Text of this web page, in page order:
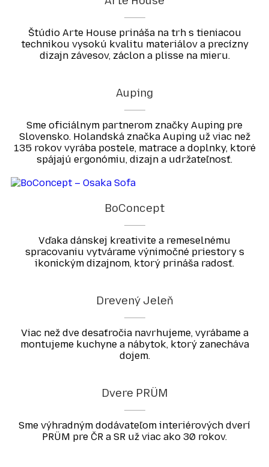
Štúdio Arte House prináša na trh s tieniacou
technikou vysokú kvalitu materiálov a precízny
dizajn závesov, záclon a plisse na mieru.
Auping
Sme oficiálnym partnerom značky Auping pre
Slovensko. Holandská značka Auping už viac než
135 rokov vyrába postele, matrace a doplnky, ktoré
spájajú ergonómiu, dizajn a udržateľnosť.
BoConcept
Vďaka dánskej kreativite a remeselnému
spracovaniu vytvárame výnimočné priestory s
ikonickým dizajnom, ktorý prináša radosť.
Drevený Jeleň
Viac než dve desaťročia navrhujeme, vyrábame a
montujeme kuchyne a nábytok, ktorý zanecháva
dojem.
Dvere PRÜM
Sme výhradným dodávateľom interiérových dverí
PRÜM pre ČR a SR už viac ako 30 rokov.